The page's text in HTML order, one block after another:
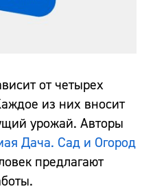
от четырех
из них вносит
урожай. Авторы
Дача. Сад и Огород
предлагают